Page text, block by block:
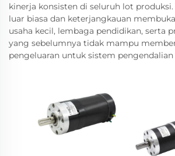
kinerja konsisten di seluruh lot
luar biasa dan keterjangkauan
usaha kecil, lembaga pendidikan, serta
yang sebelumnya tidak mampu
pengeluaran untuk sistem pengendalian